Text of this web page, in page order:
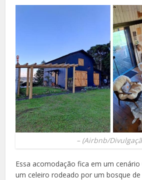
– (Airbnb/
Essa acomodação fica em um
um celeiro rodeado por um bosque de